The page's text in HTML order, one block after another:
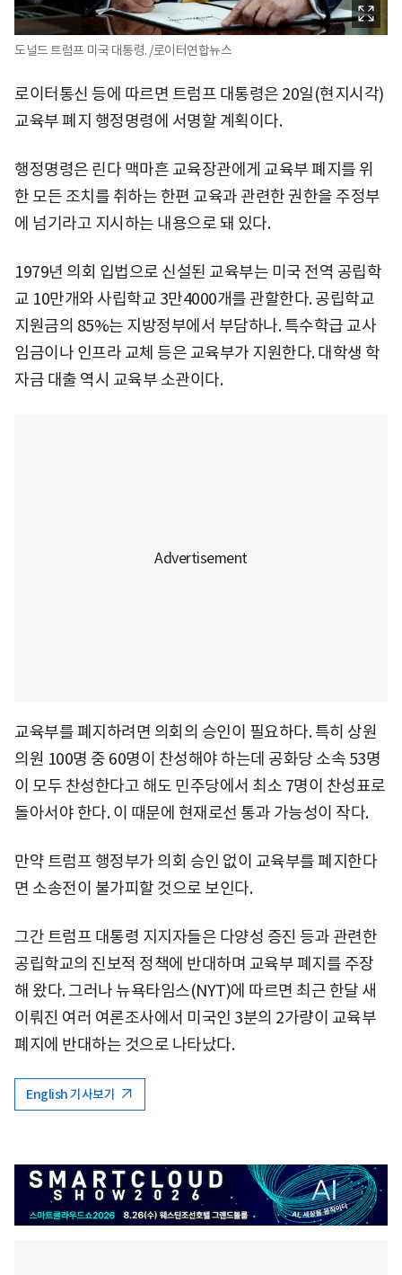
도널드 트럼프 미국 대통령. /로이터연합뉴스
로이터통신 등에 따르면 트럼프 대통령은 20일(현지시각)
교육부 폐지 행정명령에 서명할 계획이다.
행정명령은 린다 맥마흔 교육장관에게 교육부 폐지를 위
한 모든 조치를 취하는 한편 교육과 관련한 권한을 주정부
에 넘기라고 지시하는 내용으로 돼 있다.
1979년 의회 입법으로 신설된 교육부는 미국 전역 공립학
교 10만개와 사립학교 3만4000개를 관할한다. 공립학교
지원금의 85%는 지방정부에서 부담하나. 특수학급 교사
임금이나 인프라 교체 등은 교육부가 지원한다. 대학생 학
자금 대출 역시 교육부 소관이다.
교육부를 폐지하려면 의회의 승인이 필요하다. 특히 상원
의원 100명 중 60명이 찬성해야 하는데 공화당 소속 53명
이 모두 찬성한다고 해도 민주당에서 최소 7명이 찬성표로
돌아서야 한다. 이 때문에 현재로선 통과 가능성이 작다.
만약 트럼프 행정부가 의회 승인 없이 교육부를 폐지한다
면 소송전이 불가피할 것으로 보인다.
그간 트럼프 대통령 지지자들은 다양성 증진 등과 관련한
공립학교의 진보적 정책에 반대하며 교육부 폐지를 주장
해 왔다. 그러나 뉴욕타임스(NYT)에 따르면 최근 한달 새
이뤄진 여러 여론조사에서 미국인 3분의 2가량이 교육부
폐지에 반대하는 것으로 나타났다.
English 기사보기